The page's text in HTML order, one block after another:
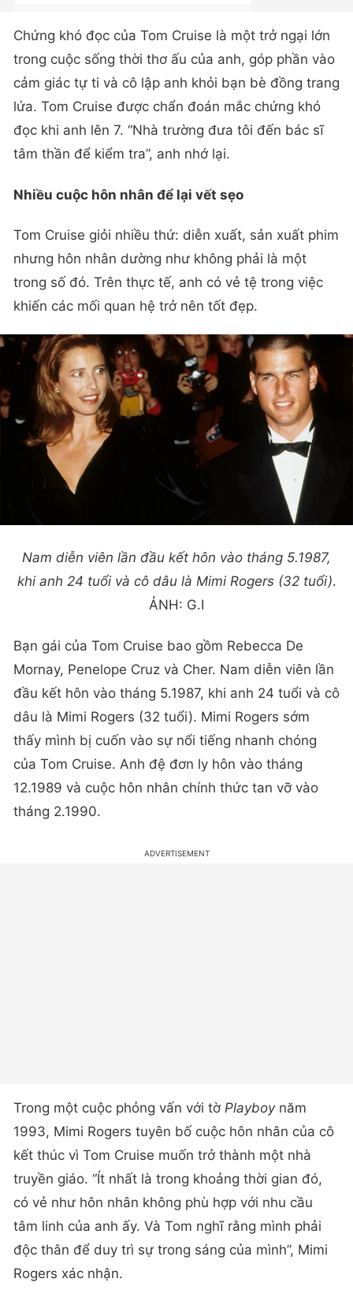
Chứng khó đọc của Tom Cruise là một trở ngại lớn
trong cuộc sống thời thơ ấu của anh, góp phần vào
cảm giác tự ti và cô lập anh khỏi bạn bè đồng trang
lứa. Tom Cruise được chẩn đoán mắc chứng khó
đọc khi anh lên 7. “Nhà trường đưa tôi đến bác sĩ
tâm thần để kiểm tra”, anh nhớ lại.
Nhiều cuộc hôn nhân để lại vết sẹo
Tom Cruise giỏi nhiều thứ: diễn xuất, sản xuất phim
nhưng hôn nhân dường như không phải là một
trong số đó. Trên thực tế, anh có vẻ tệ trong việc
khiến các mối quan hệ trở nên tốt đẹp.
Nam diễn viên lần đầu kết hôn vào tháng 5.1987,
khi anh 24 tuổi và cô dâu là Mimi Rogers (32 tuổi).
ẢNH: G.I
Bạn gái của Tom Cruise bao gồm Rebecca De
Mornay, Penelope Cruz và Cher. Nam diễn viên lần
đầu kết hôn vào tháng 5.1987, khi anh 24 tuổi và cô
dâu là Mimi Rogers (32 tuổi). Mimi Rogers sớm
thấy mình bị cuốn vào sự nổi tiếng nhanh chóng
của Tom Cruise. Anh đệ đơn ly hôn vào tháng
12.1989 và cuộc hôn nhân chính thức tan vỡ vào
tháng 2.1990.
Trong một cuộc phỏng vấn với tờ Playboy năm
1993, Mimi Rogers tuyên bố cuộc hôn nhân của cô
kết thúc vì Tom Cruise muốn trở thành một nhà
truyền giáo. “Ít nhất là trong khoảng thời gian đó,
có vẻ như hôn nhân không phù hợp với nhu cầu
tâm linh của anh ấy. Và Tom nghĩ rằng mình phải
độc thân để duy trì sự trong sáng của mình”, Mimi
Rogers xác nhận.